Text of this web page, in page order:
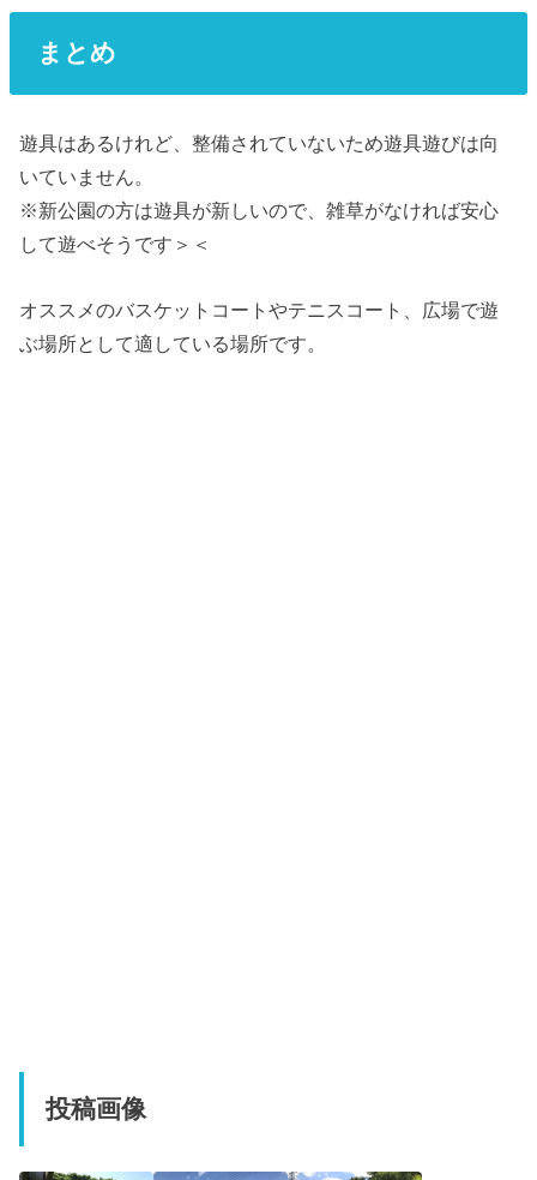
まとめ
遊具はあるけれど、整備されていないため遊具遊びは向
いていません。
※新公園の方は遊具が新しいので、雑草がなければ安心
して遊べそうです＞＜
オススメのバスケットコートやテニスコート、広場で遊
ぶ場所として適している場所です。
投稿画像